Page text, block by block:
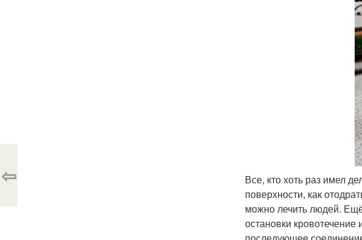
Все, кто хоть раз имел
поверхности, как
можно лечить людей.
остановки
⇦